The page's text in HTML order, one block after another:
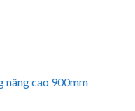
nâng cao 900mm